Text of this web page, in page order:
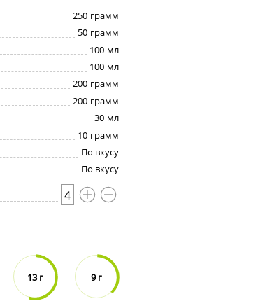
250 грамм
50 грамм
100 мл
100 мл
200 грамм
200 грамм
30 мл
10 грамм
По вкусу
По вкусу
4
13 г 9 г